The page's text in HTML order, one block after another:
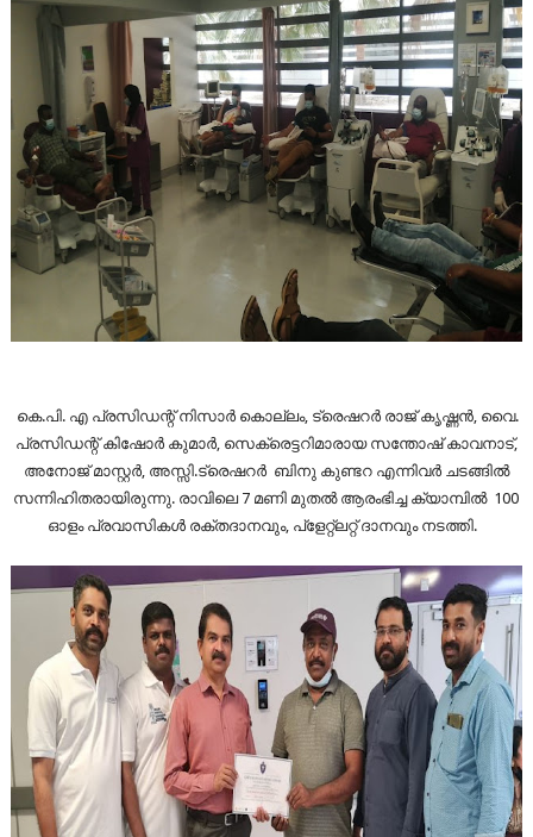
കെ.പി. എ പ്രസിഡന്റ് നിസാർ കൊല്ലം, ട്രെഷറർ രാജ് കൃഷ്ണൻ, വൈ.
പ്രസിഡന്റ് കിഷോർ കുമാർ, സെക്രെട്ടറിമാരായ സന്തോഷ് കാവനാട്,
അനോജ് മാസ്റ്റർ, അസ്സി.ട്രെഷറർ ബിനു കുണ്ടറ എന്നിവർ ചടങ്ങിൽ
സന്നിഹിതരായിരുന്നു. രാവിലെ 7 മണി മുതൽ ആരംഭിച്ച ക്യാമ്പിൽ 100
ഓളം പ്രവാസികൾ രക്തദാനവും, പ്ളേറ്റ്ലറ്റ് ദാനവും നടത്തി.